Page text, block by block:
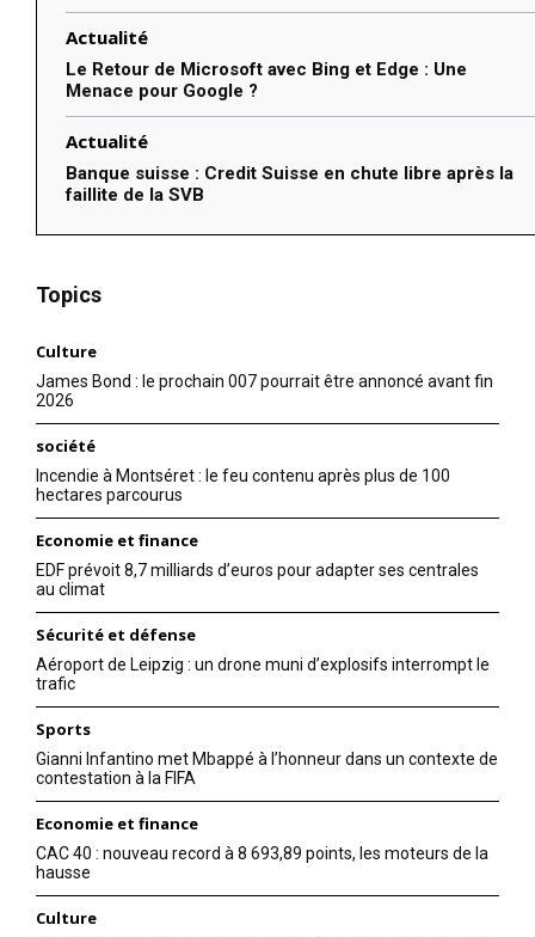
Actualité
Le Retour de Microsoft avec Bing et Edge : Une
Menace pour Google ?
Actualité
Banque suisse : Credit Suisse en chute libre après la
faillite de la SVB
Topics
Culture
James Bond : le prochain 007 pourrait être annoncé avant fin
2026
société
Incendie à Montséret : le feu contenu après plus de 100
hectares parcourus
Economie et finance
EDF prévoit 8,7 milliards d’euros pour adapter ses centrales
au climat
Sécurité et défense
Aéroport de Leipzig : un drone muni d’explosifs interrompt le
trafic
Sports
Gianni Infantino met Mbappé à l’honneur dans un contexte de
contestation à la FIFA
Economie et finance
CAC 40 : nouveau record à 8 693,89 points, les moteurs de la
hausse
Culture